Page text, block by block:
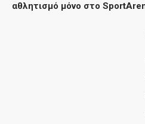
αθλητισμό μόνο στο